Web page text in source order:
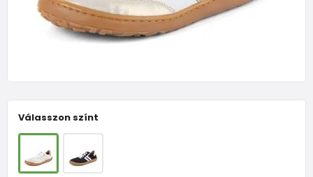
Válasszon színt